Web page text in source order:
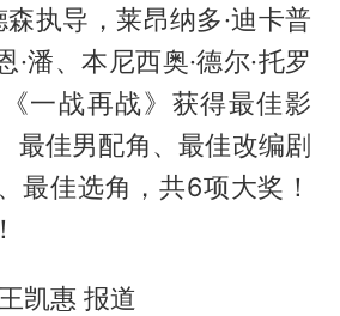
森执导，莱昂纳多·迪卡普
·潘、本尼西奥·德尔·托罗
一战再战》获得最佳影
最佳男配角、最佳改编剧
最佳选角，共6项大奖！
凯惠 报道